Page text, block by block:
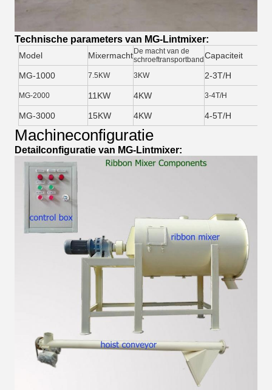
Technische parameters van MG-Lintmixer:
Model Mixermacht De macht van de
schroeftransportband Capaciteit
MG-1000 7.5KW 3KW 2-3T/H
MG-2000 11KW 4KW 3-4T/H
MG-3000 15KW 4KW 4-5T/H
Machineconfiguratie
Detailconfiguratie van MG-Lintmixer: